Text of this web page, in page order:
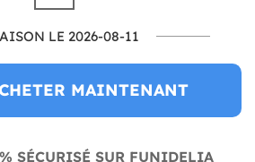
LE 2026-08-11
MAINTENANT
SÉCURISÉ SUR FUNIDELIA